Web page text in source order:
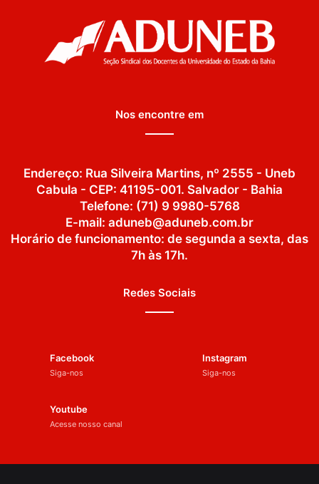
Nos encontre em
Endereço: Rua Silveira Martins, nº 2555 - Uneb
Cabula - CEP: 41195-001. Salvador - Bahia
Telefone: (71) 9 9980-5768
E-mail: aduneb@aduneb.com.br
Horário de funcionamento: de segunda a sexta, das
7h às 17h.
Redes Sociais
Facebook
Siga-nos
Instagram
Siga-nos
Youtube
Acesse nosso canal